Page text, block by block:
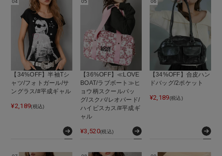
【34%OFF】半袖Tシ
ャツ/フォトガール/サ
ングラス/#平成ギャル
¥2,189(税込)
【36%OFF】≪LOVE
BOAT/ラブボート≫ヒ
ョウ柄スクールバッ
グ/スクバ/レオパード/
ハイビスカス/#平成ギ
ャル
¥3,520(税込)
【34%OFF】合皮ハン
ドバッグ/2ポケット
¥2,189(税込)